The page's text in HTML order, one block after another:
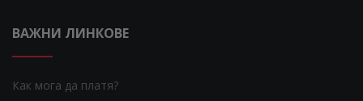
ВАЖНИ ЛИНКОВЕ
Как мога да платя?